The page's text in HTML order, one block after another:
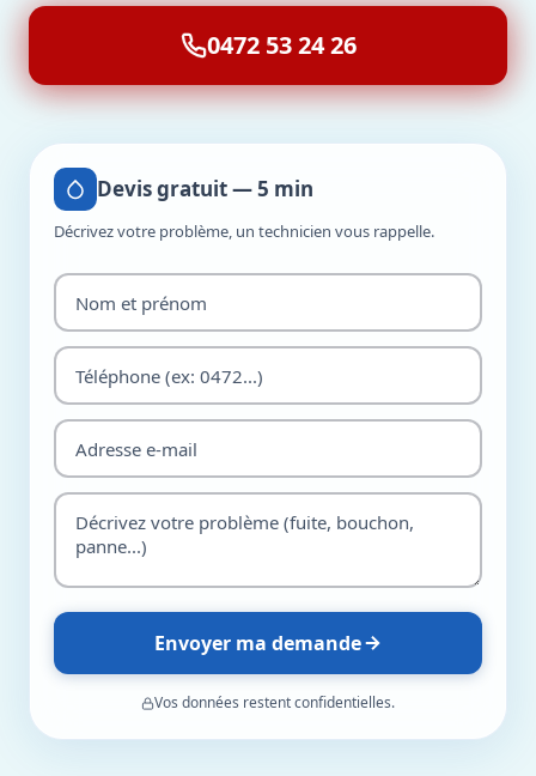
0472 53 24 26
Devis gratuit — 5 min
Décrivez votre problème, un technicien vous rappelle.
Envoyer ma demande
Vos données restent confidentielles.